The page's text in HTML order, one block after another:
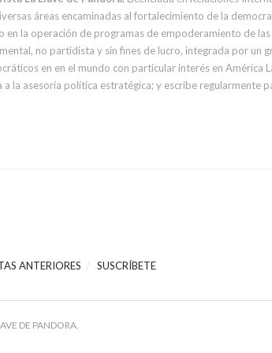
áreas encaminadas al fortalecimiento de la
en la operación de programas de empoderamiento de
no partidista y sin fines de lucro, integrada por
en en el mundo con particular interés en América
la asesoría política estratégica; y escribe regularmente
ANTERIORES SUSCRÍBETE
DE PANDORA.